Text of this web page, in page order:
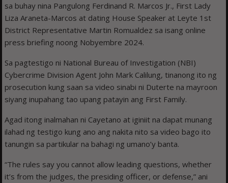
sa buhay nina Pangulong Ferdinand R. Marcos Jr., First Lady
Liza Araneta-Marcos at dating House Speaker at Leyte 1st
District Representative Martin Romualdez sa isang online
press briefing noong Nobyembre 2024.
Sa pagtestigo ni National Bureau of Investigation (NBI)
Cybercrime Division Agent John Mark Calilung, tinanong ito ng
prosecution kung saan sa video sinabi ni Duterte na mayroon
siyang inupahang tao upang patayin ang First Family.
Agad itong inalmahan ni Cayetano at iginiit na dapat munang
ilahad ng testigo kung ano ang nakita nito sa video bago ito
tanungin sa partikular na bahagi ng umano’y banta.
“The rules say you cannot allow leading questions, whether
it’s from the judges, the presiding officer, or defense,” ani